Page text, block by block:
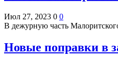
Июл 27, 2023 0 0
В дежурную часть
Новые поправки в